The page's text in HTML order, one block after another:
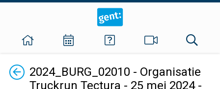
Terug2024_BURG_02010 - Organisatie
Truckrun Tectura - 25 mei 2024 -